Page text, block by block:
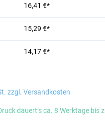
16,41 €*
15,29 €*
14,17 €*
zzgl. Versandkosten
dauert’s ca. 8 Werktage bis